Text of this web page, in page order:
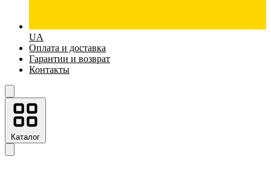
UA
Оплата и доставка
Гарантии и возврат
Контакты
Каталог